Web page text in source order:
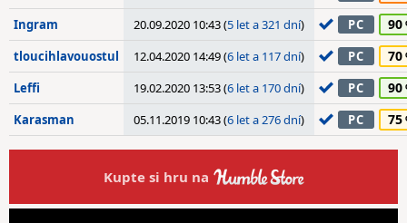
Ingram 20.09.2020 10:43 (5 let a 321 dní) PC 90
tloucihlavouostul 12.04.2020 14:49 (6 let a 117 dní) PC 70
Leffi 19.02.2020 13:53 (6 let a 170 dní) PC 90
Karasman 05.11.2019 10:43 (6 let a 276 dní) PC 75
Kupte si hru na